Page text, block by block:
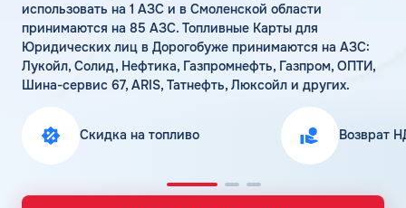
использовать на 1 АЗС и в Смоленской области
принимаются на 85 АЗС. Топливные Карты для
Юридических лиц в Дорогобуже принимаются на АЗС:
Лукойл, Солид, Нефтика, Газпромнефть, Газпром, ОПТИ,
Шина-сервис 67, ARIS, Татнефть, Люксойл и других.
Скидка на топливо Возврат